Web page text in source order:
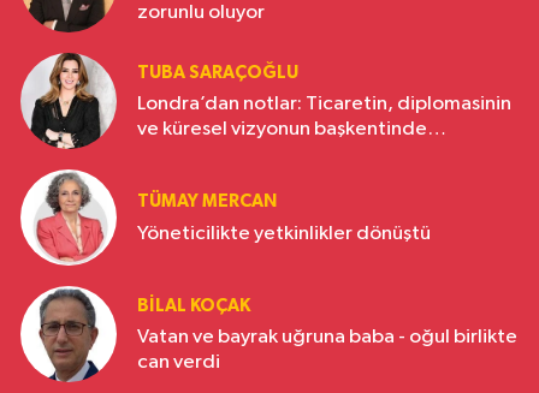
zorunlu oluyor
TUBA SARAÇOĞLU
Londra’dan notlar: Ticaretin, diplomasinin
ve küresel vizyonun başkentinde
TÜMAY MERCAN
Yöneticilikte yetkinlikler dönüştü
BILAL KOÇAK
Vatan ve bayrak uğruna baba - oğul birlikte
can verdi